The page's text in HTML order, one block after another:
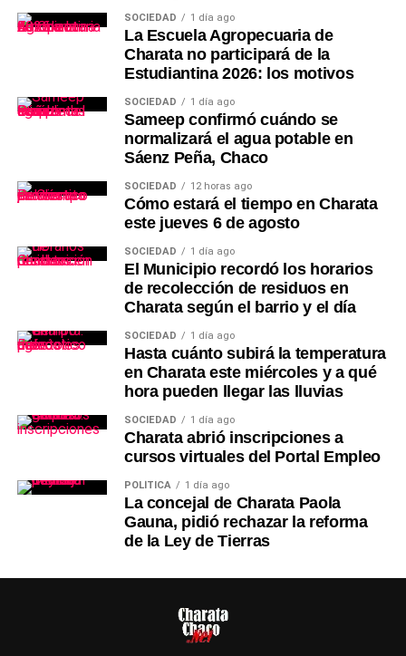
SOCIEDAD 1 día ago
La Escuela Agropecuaria de
Charata no participará de la
Estudiantina 2026: los motivos
SOCIEDAD 1 día ago
Sameep confirmó cuándo se
normalizará el agua potable en
Sáenz Peña, Chaco
SOCIEDAD 12 horas ago
Cómo estará el tiempo en Charata
este jueves 6 de agosto
SOCIEDAD 1 día ago
El Municipio recordó los horarios
de recolección de residuos en
Charata según el barrio y el día
SOCIEDAD 1 día ago
Hasta cuánto subirá la temperatura
en Charata este miércoles y a qué
hora pueden llegar las lluvias
SOCIEDAD 1 día ago
Charata abrió inscripciones a
cursos virtuales del Portal Empleo
POLÍTICA 1 día ago
La concejal de Charata Paola
Gauna, pidió rechazar la reforma
de la Ley de Tierras